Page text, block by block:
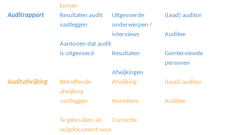
komen
Auditrapport
Resultaten audit
vastleggen
Aantonen dat audit
is uitgevoerd
UItgevoerde
onderwerpen /
interviews
Resultaten
Afwijkingen
(Lead) auditor
Auditee
Geïnterviewde
personen
Auditafwijking
Betreffende
afwijking
vastleggen
Te gebruiken als
volgdocument voor
Afwijking
Normitem
Correctie
(Lead) auditor
Auditee